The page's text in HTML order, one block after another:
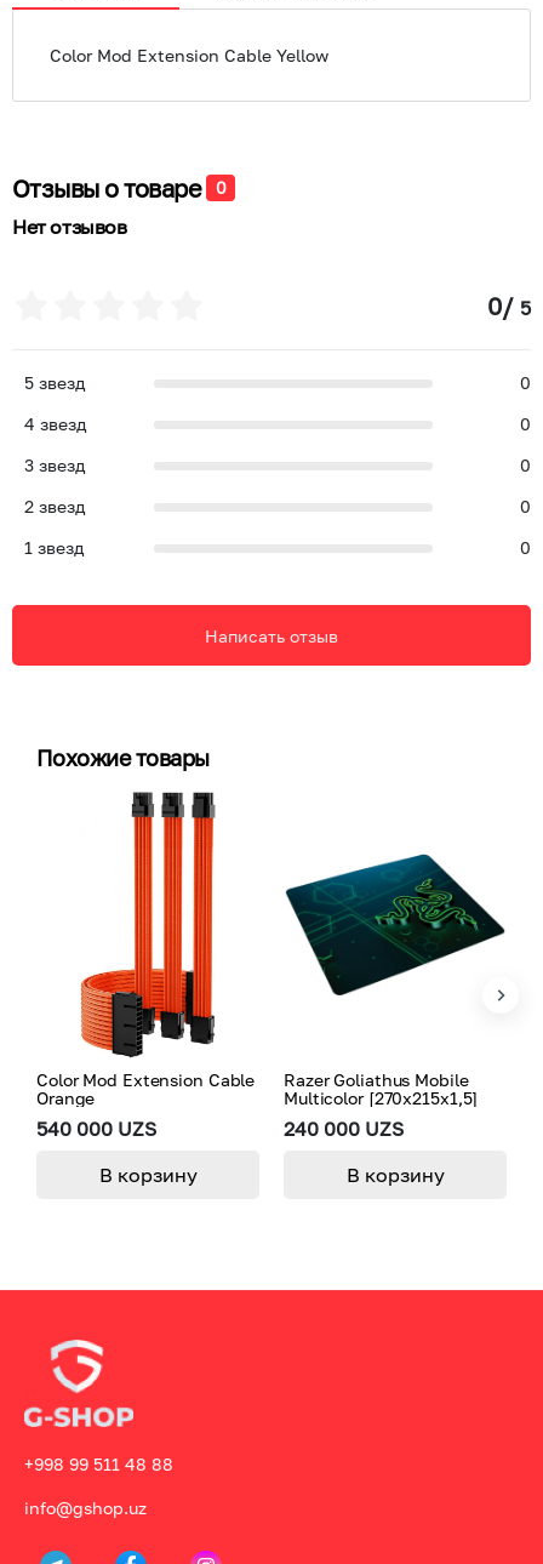
Color Mod Extension Cable Yellow
Отзывы о товаре 0
Нет отзывов
0/ 5
5 звезд
0
4 звезд
0
3 звезд
0
2 звезд
0
1 звезд 0
Написать отзыв
Похожие товары
540 000 UZS
Color Mod Extension Cable
Orange
В корзину
240 000 UZS
Razer Goliathus Mobile
Multicolor [270x215x1,5]
В корзину
+998 99 511 48 88
info@gshop.uz